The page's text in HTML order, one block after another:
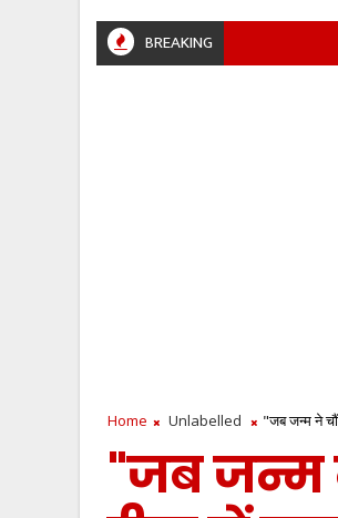
BREAKING
Home Unlabelled "जब जन्म ने
"जब जन्म